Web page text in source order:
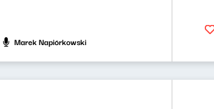
Marek Napiórkowski